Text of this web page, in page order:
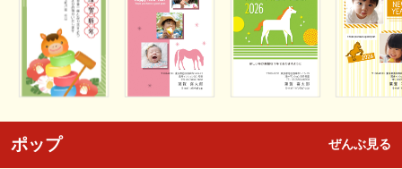
ポップ ぜんぶ見る